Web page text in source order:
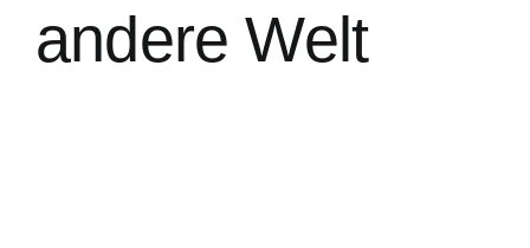
andere Welt